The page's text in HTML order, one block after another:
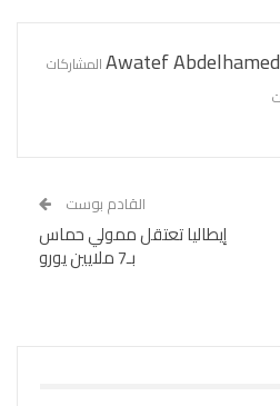
Awatef Abdelhamed
القادم بوست
إيطاليا تعتقل ممولي حماس
بـ7 ملايين يورو